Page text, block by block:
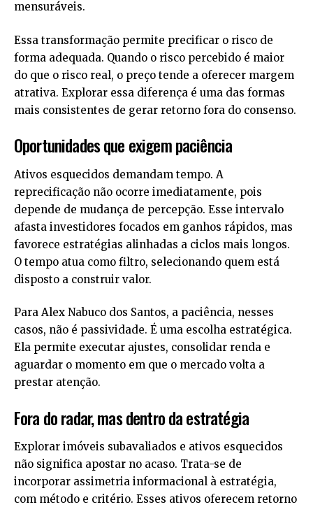
mensuráveis.
Essa transformação permite precificar o risco de
forma adequada. Quando o risco percebido é maior
do que o risco real, o preço tende a oferecer margem
atrativa. Explorar essa diferença é uma das formas
mais consistentes de gerar retorno fora do consenso.
Oportunidades que exigem paciência
Ativos esquecidos demandam tempo. A
reprecificação não ocorre imediatamente, pois
depende de mudança de percepção. Esse intervalo
afasta investidores focados em ganhos rápidos, mas
favorece estratégias alinhadas a ciclos mais longos.
O tempo atua como filtro, selecionando quem está
disposto a construir valor.
Para Alex Nabuco dos Santos, a paciência, nesses
casos, não é passividade. É uma escolha estratégica.
Ela permite executar ajustes, consolidar renda e
aguardar o momento em que o mercado volta a
prestar atenção.
Fora do radar, mas dentro da estratégia
Explorar imóveis subavaliados e ativos esquecidos
não significa apostar no acaso. Trata-se de
incorporar assimetria informacional à estratégia,
com método e critério. Esses ativos oferecem retorno